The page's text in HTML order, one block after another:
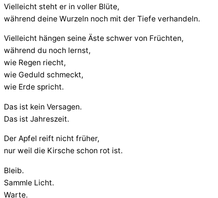
Vielleicht steht er in voller Blüte,
während deine Wurzeln noch mit der Tiefe verhandeln.
Vielleicht hängen seine Äste schwer von Früchten,
während du noch lernst,
wie Regen riecht,
wie Geduld schmeckt,
wie Erde spricht.
Das ist kein Versagen.
Das ist Jahreszeit.
Der Apfel reift nicht früher,
nur weil die Kirsche schon rot ist.
Bleib.
Sammle Licht.
Warte.